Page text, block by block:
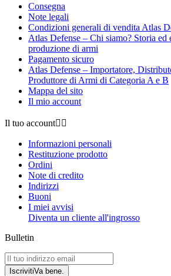
Consegna
Note legali
Condizioni generali di vendita Atlas
Atlas Defense – Chi siamo? Storia ed
produzione di armi
Pagamento sicuro
Atlas Defense – Importatore,
Produttore di Armi di Categoria A e B
Mappa del sito
Il mio account
Il tuo account 
Informazioni personali
Restituzione prodotto
Ordini
Note di credito
Indirizzi
Buoni
I miei avvisi
Diventa un cliente all'ingrosso
Bulletin
IscrivitiVa bene.